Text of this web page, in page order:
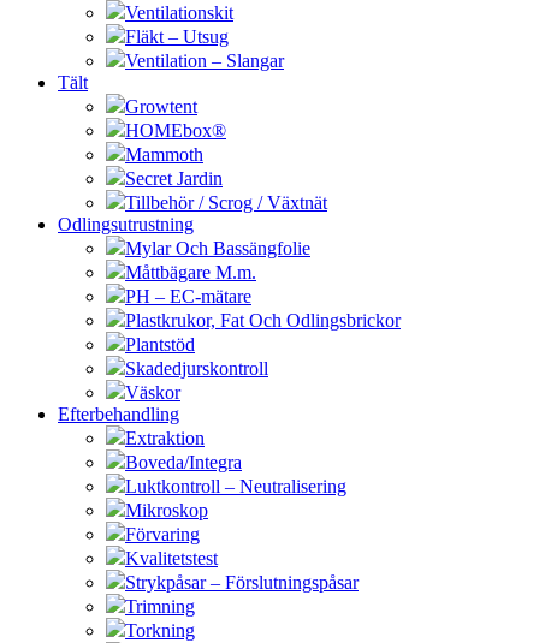
Ventilationskit
Fläkt – Utsug
Ventilation – Slangar
Tält
Growtent
HOMEbox®
Mammoth
Secret Jardin
Tillbehör / Scrog / Växtnät
Odlingsutrustning
Mylar Och Bassängfolie
Måttbägare M.m.
PH – EC-mätare
Plastkrukor, Fat Och Odlingsbrickor
Plantstöd
Skadedjurskontroll
Väskor
Efterbehandling
Extraktion
Boveda/Integra
Luktkontroll – Neutralisering
Mikroskop
Förvaring
Kvalitetstest
Strykpåsar – Förslutningspåsar
Trimning
Torkning